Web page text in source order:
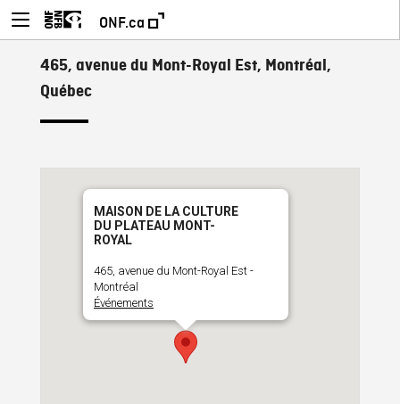
ONF.ca
465, avenue du Mont-Royal Est, Montréal,
Québec
MAISON DE LA CULTURE
DU PLATEAU MONT-
ROYAL
465, avenue du Mont-Royal Est -
Montréal
Événements